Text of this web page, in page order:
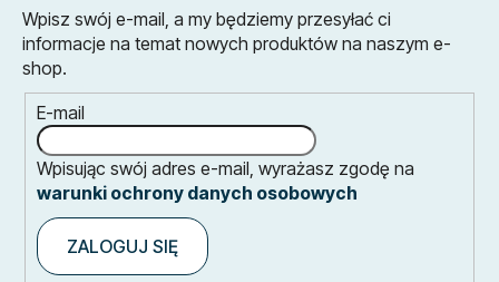
Wpisz swój e-mail, a my będziemy przesyłać ci
informacje na temat nowych produktów na naszym e-
shop.
E-mail
Wpisując swój adres e-mail, wyrażasz zgodę na
warunki ochrony danych osobowych
ZALOGUJ SIĘ